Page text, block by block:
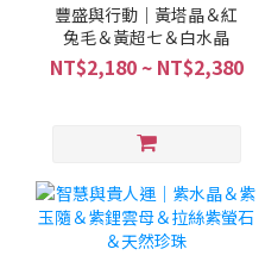
豐盛與行動｜黃塔晶＆紅
兔毛＆黃超七＆白水晶
NT$2,180 ~ NT$2,380